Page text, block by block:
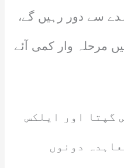
سے دور رہیں گے،
مرحلہ وار کمی آئے
گپتا اور ایلکس
دونوں